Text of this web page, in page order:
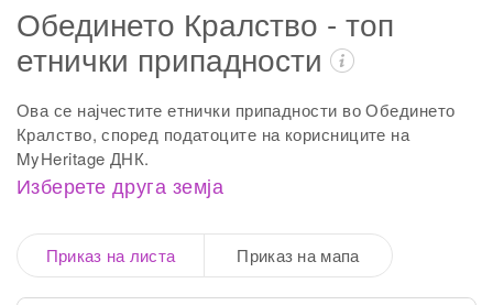
Обединето Кралство - топ
етнички припадности
Ова се најчестите етнички припадности во Обединето
Кралство, според податоците на корисниците на
MyHeritage ДНК.
Изберете друга земја
Приказ на листа Приказ на мапа